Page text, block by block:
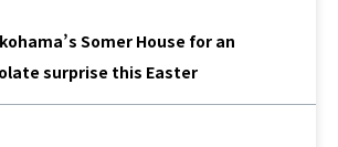
Somer House for an
surprise this Easter